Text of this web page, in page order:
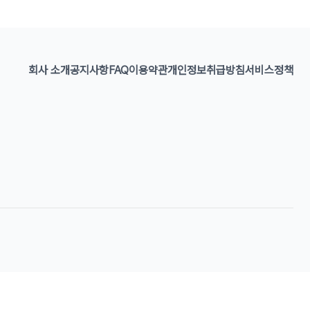
회사 소개공지사항FAQ이용약관개인정보취급방침서비스정책